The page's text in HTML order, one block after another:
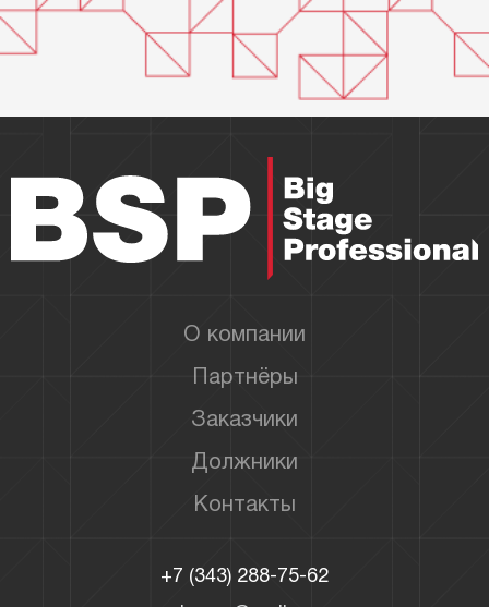
О компании
Партнёры
Заказчики
Должники
Контакты
+7 (343) 288-75-62